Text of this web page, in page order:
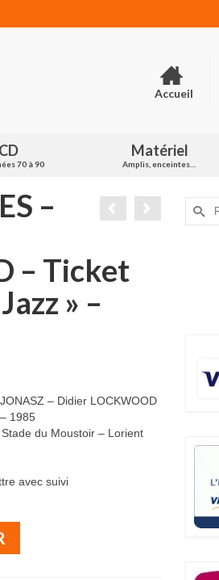
Accueil
CD
70 à 90
Matériel
Amplis, enceintes…
–
– Ticket
» –
– Didier LOCKWOOD
1985
du Moustoir – Lorient
avec suivi